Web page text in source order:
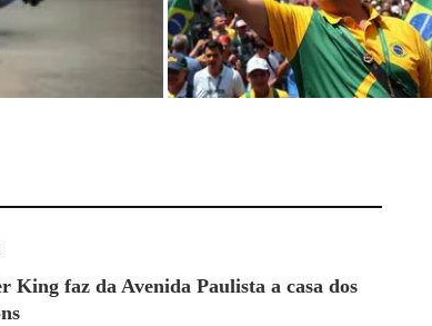
Minions
PL reserva Avenida Paulista no 7 de
Setembro para comício de Flávio...
King faz da Avenida Paulista a casa dos